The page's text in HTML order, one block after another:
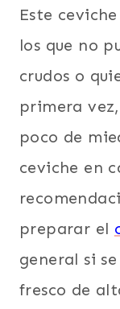
Este
los que no
crudos o
primera
poco de
ceviche en
preparar el
general si
fresco de